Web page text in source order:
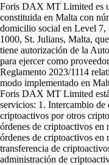
Foris DAX MT Limited es
constituida en Malta con
domicilio social en Level
1000, St. Julians, Malta,
tiene autorización de la
para ejercer como
Reglamento 2023/1114
modo implementado en
Foris DAX MT Limited está
servicios: 1. Intercambio
criptoactivos por otros
órdenes de criptoactivos en
órdenes de criptoactivos en
transferencia de
administración de